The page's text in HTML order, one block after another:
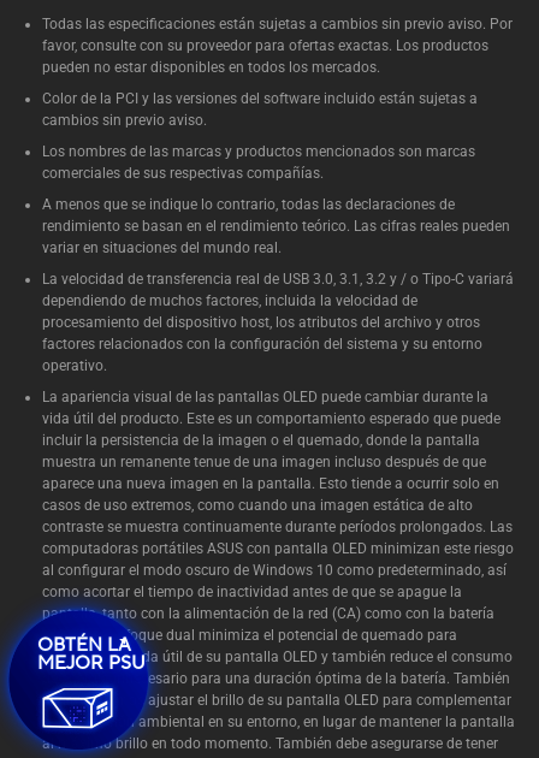
OBTÉN LA
MEJOR PSU
Todas las especificaciones están sujetas a cambios sin previo aviso. Por
favor, consulte con su proveedor para ofertas exactas. Los productos
pueden no estar disponibles en todos los mercados.
Color de la PCI y las versiones del software incluido están sujetas a
cambios sin previo aviso.
Los nombres de las marcas y productos mencionados son marcas
comerciales de sus respectivas compañías.
A menos que se indique lo contrario, todas las declaraciones de
rendimiento se basan en el rendimiento teórico. Las cifras reales pueden
variar en situaciones del mundo real.
La velocidad de transferencia real de USB 3.0, 3.1, 3.2 y / o Tipo-C variará
dependiendo de muchos factores, incluida la velocidad de
procesamiento del dispositivo host, los atributos del archivo y otros
factores relacionados con la configuración del sistema y su entorno
operativo.
La apariencia visual de las pantallas OLED puede cambiar durante la
vida útil del producto. Este es un comportamiento esperado que puede
incluir la persistencia de la imagen o el quemado, donde la pantalla
muestra un remanente tenue de una imagen incluso después de que
aparece una nueva imagen en la pantalla. Esto tiende a ocurrir solo en
casos de uso extremos, como cuando una imagen estática de alto
contraste se muestra continuamente durante períodos prolongados. Las
computadoras portátiles ASUS con pantalla OLED minimizan este riesgo
al configurar el modo oscuro de Windows 10 como predeterminado, así
como acortar el tiempo de inactividad antes de que se apague la
pantalla, tanto con la alimentación de la red (CA) como con la batería
(CC). Este enfoque dual minimiza el potencial de quemado para
maximizar la vida útil de su pantalla OLED y también reduce el consumo
de energía innecesario para una duración óptima de la batería. También
recomendamos ajustar el brillo de su pantalla OLED para complementar
la iluminación ambiental en su entorno, en lugar de mantener la pantalla
al máximo brillo en todo momento. También debe asegurarse de tener